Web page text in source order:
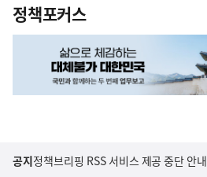
정책포커스
공지정책브리핑 RSS 서비스 제공 중단 안내